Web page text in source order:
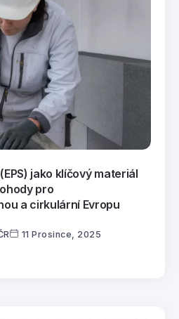
jako klíčový materiál
pro
a cirkulární Evropu
11 Prosince, 2025